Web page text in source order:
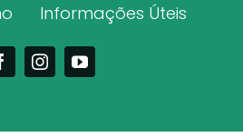
Informações Úteis